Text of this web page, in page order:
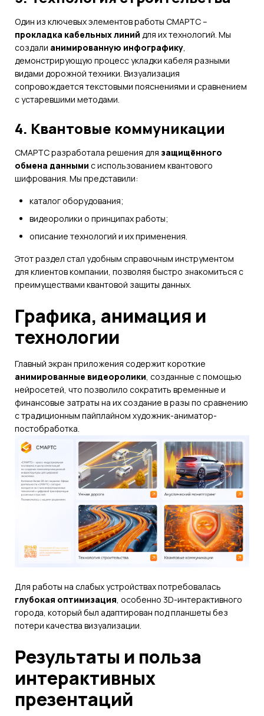
Один из ключевых элементов работы СМАРТС –
прокладка кабельных линий для их технологий. Мы
создали анимированную инфографику,
демонстрирующую процесс укладки кабеля разными
видами дорожной техники. Визуализация
сопровождается текстовыми пояснениями и сравнением
с устаревшими методами.
4. Квантовые коммуникации
СМАРТС разработала решения для защищённого
обмена данными с использованием квантового
шифрования. Мы представили:
каталог оборудования;
видеоролики о принципах работы;
описание технологий и их применения.
Этот раздел стал удобным справочным инструментом
для клиентов компании, позволяя быстро знакомиться с
преимуществами квантовой защиты данных.
Графика, анимация и
технологии
Главный экран приложения содержит короткие
анимированные видеоролики, созданные с помощью
нейросетей, что позволило сократить временные и
финансовые затраты на их создание в разы по сравнению
с традиционным пайплайном художник-аниматор-
постобработка.
Для работы на слабых устройствах потребовалась
глубокая оптимизация, особенно 3D-интерактивного
города, который был адаптирован под планшеты без
потери качества визуализации.
Результаты и польза
интерактивных
презентаций